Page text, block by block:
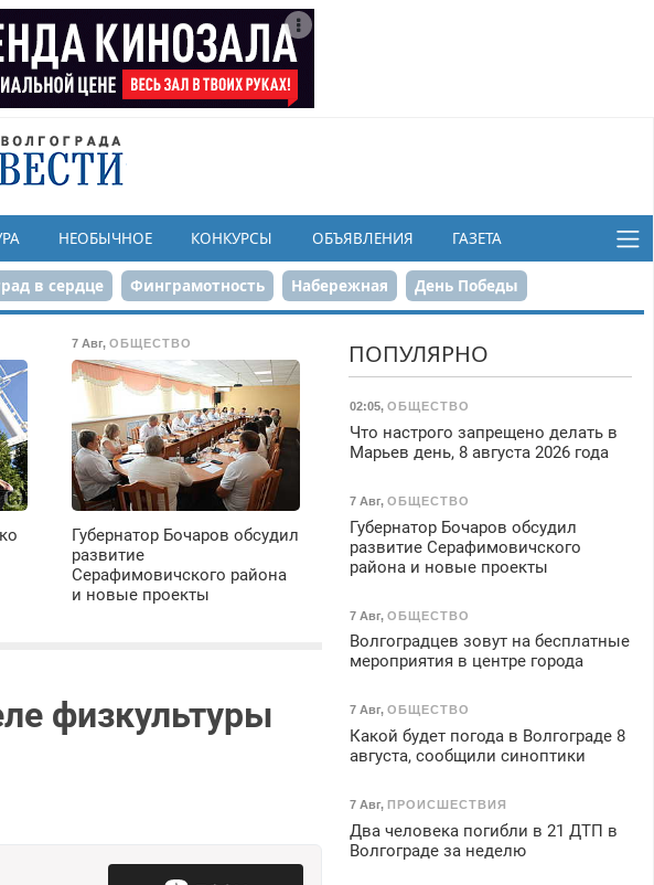
НЕОБЫЧНОЕ КОНКУРСЫ ОБЪЯВЛЕНИЯ ГАЗЕТА
в сердце Финграмотность Набережная День Победы
Парк Героев-летчиков
7 Авг, ОБЩЕСТВО
Губернатор Бочаров обсудил
развитие
Серафимовичского района
и новые проекты
физкультуры
ПОПУЛЯРНО
02:05, ОБЩЕСТВО
Что настрого запрещено делать в
Марьев день, 8 августа 2026 года
7 Авг, ОБЩЕСТВО
Губернатор Бочаров обсудил
развитие Серафимовичского
района и новые проекты
7 Авг, ОБЩЕСТВО
Волгоградцев зовут на бесплатные
мероприятия в центре города
7 Авг, ОБЩЕСТВО
Какой будет погода в Волгограде 8
августа, сообщили синоптики
7 Авг, ПРОИСШЕСТВИЯ
Два человека погибли в 21 ДТП в
Волгограде за неделю